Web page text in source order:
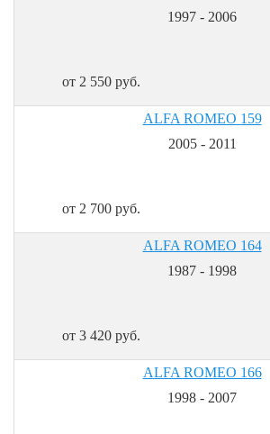
1997 - 2006
от 2 550 руб.
ALFA ROMEO 159
2005 - 2011
от 2 700 руб.
ALFA ROMEO 164
1987 - 1998
от 3 420 руб.
ALFA ROMEO 166
1998 - 2007